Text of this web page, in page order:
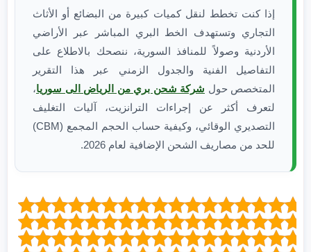
إذا كنت تخطط لنقل كميات كبيرة من البضائع أو الأثاث
التجاري وتستهدف الخط البري المباشر عبر الأراضي
الأردنية وصولاً للمنافذ السورية، ننصحك بالاطلاع على
التفاصيل الفنية والجدول الزمني عبر هذا التقرير
المتخصص حول شركة شحن بري من الرياض الى سوريا،
لتعرف أكثر عن إجراءات الترانزيت، آليات التغليف
التصديري الوقائي، وكيفية حساب الحجم المجمع (CBM)
للحد من مصاريف الشحن الإضافية لعام 2026.